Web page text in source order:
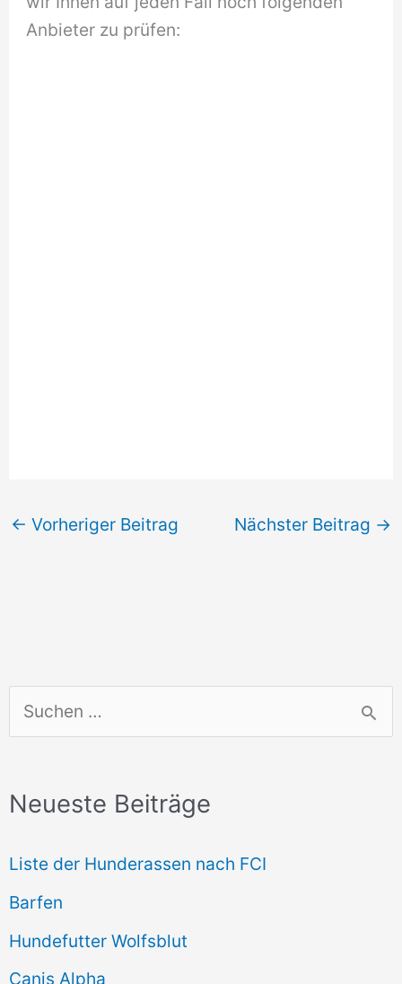
u
h
n
n
a
c
Neueste Beiträge
Liste der Hunderassen nach FCI
Barfen
Hundefutter Wolfsblut
Canis Alpha
Anbieter zu prüfen:
← Vorheriger Beitrag Nächster Beitrag →